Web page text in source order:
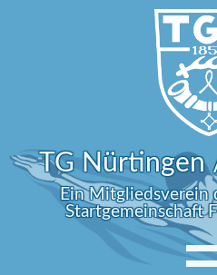
TG Nürtingen
Ein Mitgliedsverein
Startgemeinschaft